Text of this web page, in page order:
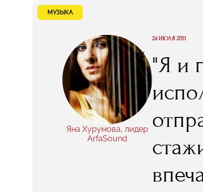
RMA..."
МУЗЫКА
Яна Хурумова, лидер
ArfaSound
“
24 ИЮЛЯ 2011
"Я и